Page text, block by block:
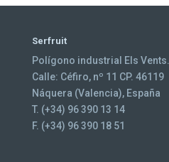
Serfruit
Polígono industrial Els Vents.
Calle: Céfiro, nº 11 CP. 46119
Náquera (Valencia), España
T. (+34) 96 390 13 14
F. (+34) 96 390 18 51